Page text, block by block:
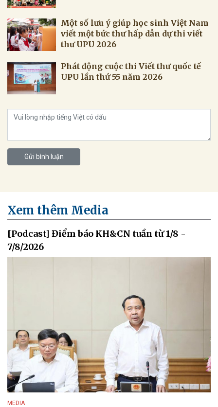
Một số lưu ý giúp học sinh Việt Nam
viết một bức thư hấp dẫn dự thi viết
thư UPU 2026
Phát động cuộc thi Viết thư quốc tế
UPU lần thứ 55 năm 2026
Gửi bình luận
Xem thêm Media
[Podcast] Điểm báo KH&CN tuần từ 1/8 -
7/8/2026
MEDIA